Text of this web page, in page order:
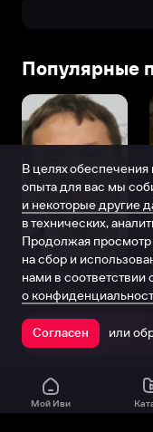
Популярные
Виталий Шляппо
Продюсер
Мой Иви
В целях обеспечения
опыта для вас мы
и некоторые другие
в технических,
Продолжая просмотр
на сбор и
нами в соответствии
о
Согласен или